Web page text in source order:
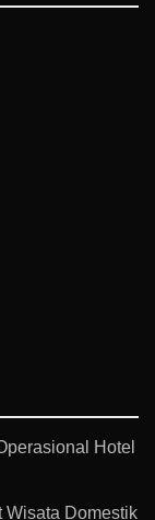
Hotel
Wisata Domestik